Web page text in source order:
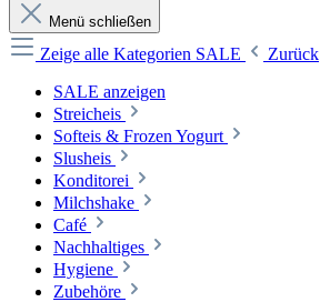
Menü schließen
Zeige alle Kategorien SALE
Zurück
SALE anzeigen
Streicheis
Softeis & Frozen Yogurt
Slusheis
Konditorei
Milchshake
Café
Nachhaltiges
Hygiene
Zubehöre